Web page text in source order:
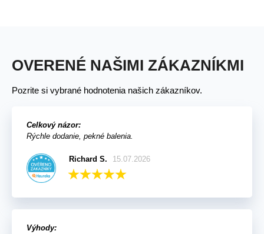
OVERENÉ NAŠIMI ZÁKAZNÍKMI
Pozrite si vybrané hodnotenia našich zákazníkov.
Celkový názor:
Rýchle dodanie, pekné balenia.
Richard S. 15.07.2026
Výhody: